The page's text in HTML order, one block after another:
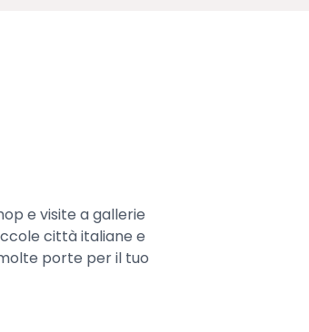
e visite a gallerie
città italiane e
porte per il tuo